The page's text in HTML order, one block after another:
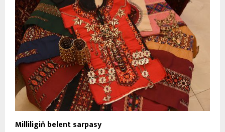
Milliligiň belent sarpasy